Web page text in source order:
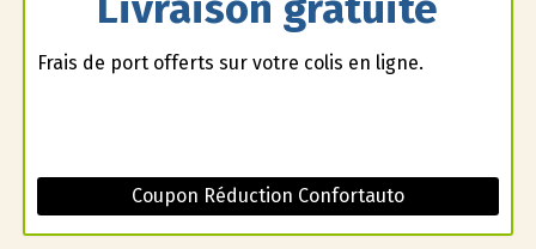
Frais de port offerts sur votre colis en ligne.
Coupon Réduction Confortauto